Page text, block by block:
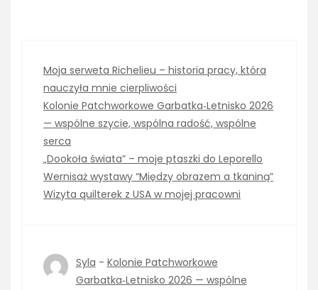
Moja serweta Richelieu – historia pracy, która
nauczyła mnie cierpliwości
Kolonie Patchworkowe Garbatka‑Letnisko 2026
— wspólne szycie, wspólna radość, wspólne
serca
„Dookoła świata” – moje ptaszki do Leporello
Wernisaż wystawy “Między obrazem a tkaniną”
Wizyta quilterek z USA w mojej pracowni
Syla - Kolonie Patchworkowe
Garbatka‑Letnisko 2026 — wspólne